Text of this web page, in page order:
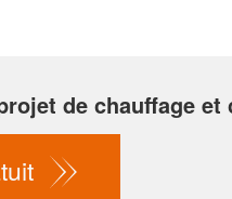
de chauffage